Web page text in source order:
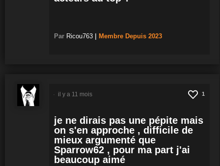
Par Ricou763 Membre Depuis 2023
1
je ne dirais pas une pépite mais
on s'en approche , difficile de
mieux argumenté que
Sparrow62 , pour ma part j'ai
beaucoup aimé
il y a 11 mois